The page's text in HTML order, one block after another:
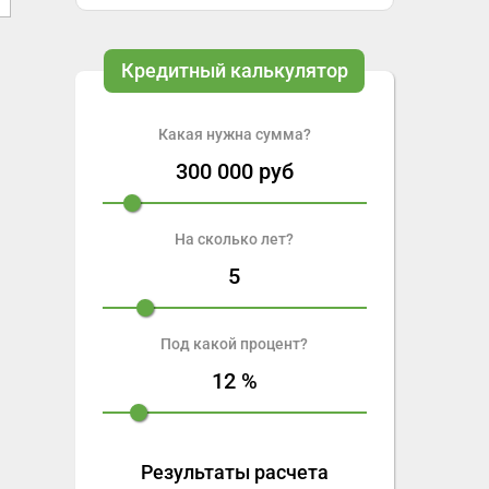
Кредитный калькулятор
Какая нужна сумма?
300 000руб
На сколько лет?
5
Под какой процент?
12%
Результаты расчета